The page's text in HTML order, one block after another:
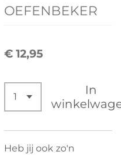
OEFENBEKER
€ 12,95
In
Heb jij ook zo'n